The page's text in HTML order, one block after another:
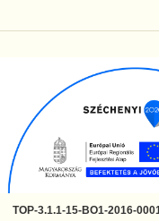
TOP-3.1.1-15-BO1-2016-